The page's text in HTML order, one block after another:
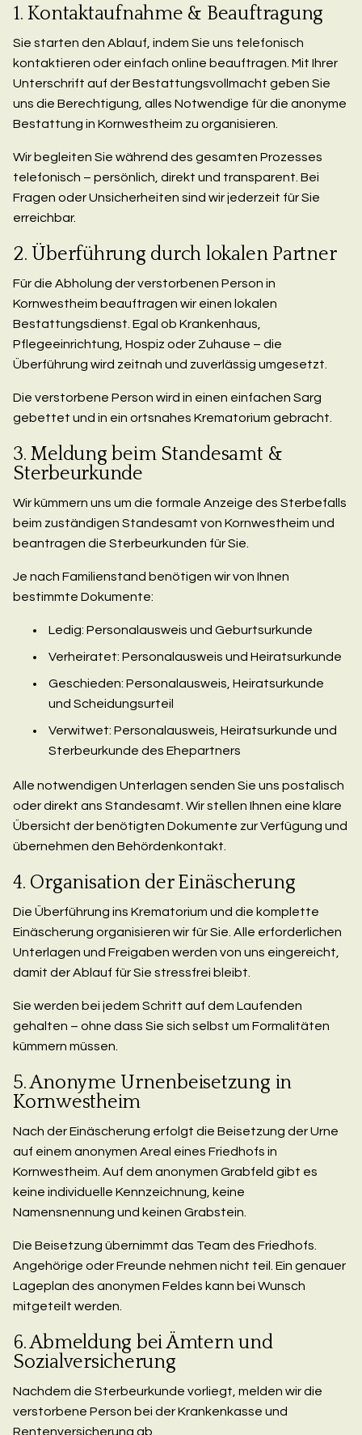
1. Kontaktaufnahme & Beauftragung
Sie starten den Ablauf, indem Sie uns telefonisch
kontaktieren oder einfach online beauftragen. Mit Ihrer
Unterschrift auf der Bestattungsvollmacht geben Sie
uns die Berechtigung, alles Notwendige für die anonyme
Bestattung in Kornwestheim zu organisieren.
Wir begleiten Sie während des gesamten Prozesses
telefonisch – persönlich, direkt und transparent. Bei
Fragen oder Unsicherheiten sind wir jederzeit für Sie
erreichbar.
2. Überführung durch lokalen Partner
Für die Abholung der verstorbenen Person in
Kornwestheim beauftragen wir einen lokalen
Bestattungsdienst. Egal ob Krankenhaus,
Pflegeeinrichtung, Hospiz oder Zuhause – die
Überführung wird zeitnah und zuverlässig umgesetzt.
Die verstorbene Person wird in einen einfachen Sarg
gebettet und in ein ortsnahes Krematorium gebracht.
3. Meldung beim Standesamt &
Sterbeurkunde
Wir kümmern uns um die formale Anzeige des Sterbefalls
beim zuständigen Standesamt von Kornwestheim und
beantragen die Sterbeurkunden für Sie.
Je nach Familienstand benötigen wir von Ihnen
bestimmte Dokumente:
Ledig: Personalausweis und Geburtsurkunde
Verheiratet: Personalausweis und Heiratsurkunde
Geschieden: Personalausweis, Heiratsurkunde
und Scheidungsurteil
Verwitwet: Personalausweis, Heiratsurkunde und
Sterbeurkunde des Ehepartners
Alle notwendigen Unterlagen senden Sie uns postalisch
oder direkt ans Standesamt. Wir stellen Ihnen eine klare
Übersicht der benötigten Dokumente zur Verfügung und
übernehmen den Behördenkontakt.
4. Organisation der Einäscherung
Die Überführung ins Krematorium und die komplette
Einäscherung organisieren wir für Sie. Alle erforderlichen
Unterlagen und Freigaben werden von uns eingereicht,
damit der Ablauf für Sie stressfrei bleibt.
Sie werden bei jedem Schritt auf dem Laufenden
gehalten – ohne dass Sie sich selbst um Formalitäten
kümmern müssen.
5. Anonyme Urnenbeisetzung in
Kornwestheim
Nach der Einäscherung erfolgt die Beisetzung der Urne
auf einem anonymen Areal eines Friedhofs in
Kornwestheim. Auf dem anonymen Grabfeld gibt es
keine individuelle Kennzeichnung, keine
Namensnennung und keinen Grabstein.
Die Beisetzung übernimmt das Team des Friedhofs.
Angehörige oder Freunde nehmen nicht teil. Ein genauer
Lageplan des anonymen Feldes kann bei Wunsch
mitgeteilt werden.
6. Abmeldung bei Ämtern und
Sozialversicherung
Nachdem die Sterbeurkunde vorliegt, melden wir die
verstorbene Person bei der Krankenkasse und
Rentenversicherung ab.